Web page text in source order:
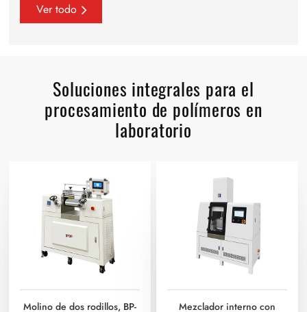
Ver todo
Soluciones integrales para el
procesamiento de polímeros en
laboratorio
Molino de dos rodillos, BP-
Mezclador interno con